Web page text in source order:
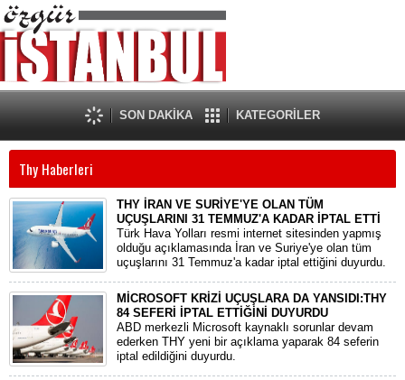
SON DAKİKA KATEGORİLER
Thy Haberleri
THY İRAN VE SURİYE'YE OLAN TÜM
UÇUŞLARINI 31 TEMMUZ'A KADAR İPTAL ETTİ
Türk Hava Yolları resmi internet sitesinden yapmış
olduğu açıklamasında İran ve Suriye'ye olan tüm
uçuşlarını 31 Temmuz'a kadar iptal ettiğini duyurdu.
MİCROSOFT KRİZİ UÇUŞLARA DA YANSIDI:THY
84 SEFERİ İPTAL ETTİĞİNİ DUYURDU
ABD merkezli Microsoft kaynaklı sorunlar devam
ederken THY yeni bir açıklama yaparak 84 seferin
iptal edildiğini duyurdu.